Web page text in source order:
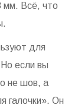
мм. Всё, что
для
если вы
не шов, а
галочки». Он